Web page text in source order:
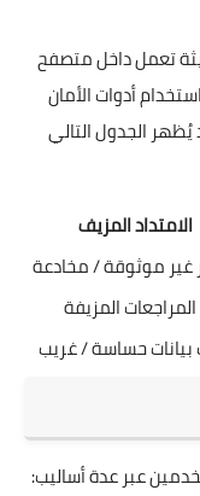
تعمل داخل متصفح
أدوات الأمان
الجدول التالي
الامتداد المزيف
غير موثوقة / مخادعة
المزيفة
حساسة / غريب
عبر عدة أساليب: